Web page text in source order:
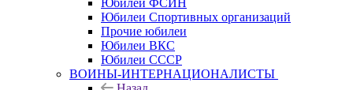
Юбилеи ФСИН
Юбилеи Спортивных организаций
Прочие юбилеи
Юбилеи ВКС
Юбилеи СССР
ВОИНЫ-ИНТЕРНАЦИОНАЛИСТЫ